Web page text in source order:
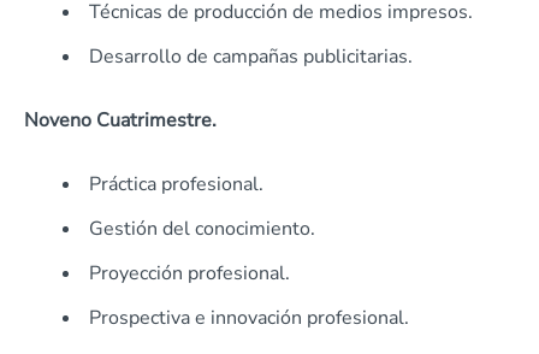
Técnicas de producción de medios impresos.
Desarrollo de campañas publicitarias.
Noveno Cuatrimestre.
Práctica profesional.
Gestión del conocimiento.
Proyección profesional.
Prospectiva e innovación profesional.